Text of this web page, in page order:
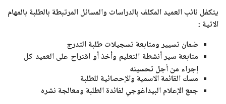
يتكفل نائب العميد المكلف بالدراسات والمسائل المرتبطة بالطلبة بالمهام
الاتية :
ضمان تسيير ومتابعة تسجيلات طلبة التدرج
متابعة سير أنشطة التعليم وأخذ أو اقتراح على العميد كل
إجراء من أجل تحسينه
مسك القائمة الاسمية والإحصائية للطلبة
جمع الإعلام البيداغوجي لفائدة الطلبة ومعالجة نشره